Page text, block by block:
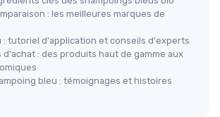
: les meilleures marques de
: tutoriel d'application et conseils d'experts
d'achat : des produits haut de gamme aux
bleu : témoignages et histoires